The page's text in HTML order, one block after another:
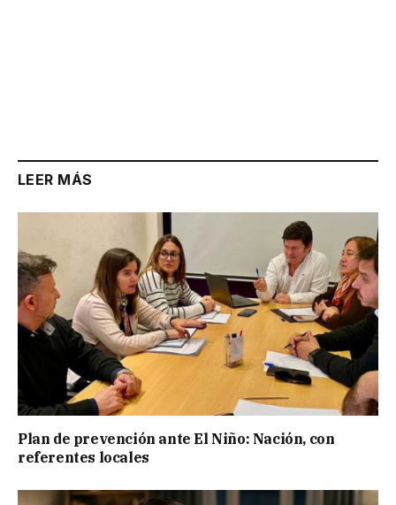
LEER MÁS
Plan de prevención ante El Niño: Nación, con
referentes locales